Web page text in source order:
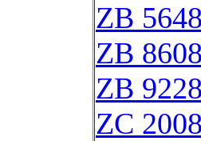
ZB
ZB
ZB
ZC